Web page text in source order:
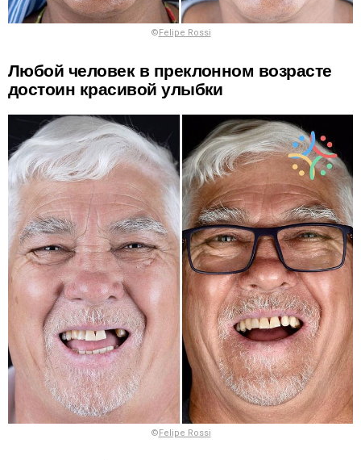
© Felipe Rossi
Любой человек в преклонном возрасте
достоин красивой улыбки
©Felipe Rossi